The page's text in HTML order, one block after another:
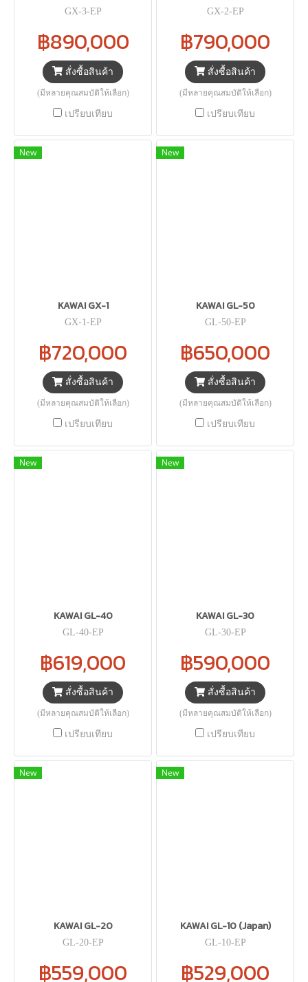
GX-3-EP
฿890,000
สั่งซื้อสินค้า
(มีหลายคุณสมบัติให้เลือก)
เปรียบเทียบ
GX-2-EP
฿790,000
สั่งซื้อสินค้า
(มีหลายคุณสมบัติให้เลือก)
เปรียบเทียบ
New
KAWAI GX-1
GX-1-EP
฿720,000
สั่งซื้อสินค้า
(มีหลายคุณสมบัติให้เลือก)
เปรียบเทียบ
New
KAWAI GL-50
GL-50-EP
฿650,000
สั่งซื้อสินค้า
(มีหลายคุณสมบัติให้เลือก)
เปรียบเทียบ
New
KAWAI GL-40
GL-40-EP
฿619,000
สั่งซื้อสินค้า
(มีหลายคุณสมบัติให้เลือก)
เปรียบเทียบ
New
KAWAI GL-30
GL-30-EP
฿590,000
สั่งซื้อสินค้า
(มีหลายคุณสมบัติให้เลือก)
เปรียบเทียบ
New
KAWAI GL-20
GL-20-EP
฿559,000
New
KAWAI GL-10 (Japan)
GL-10-EP
฿529,000